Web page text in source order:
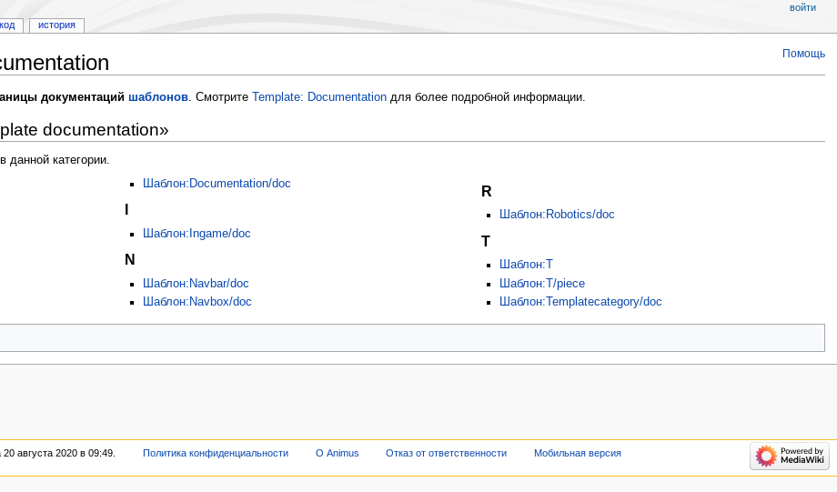
Помощь
документаций шаблонов. Смотрите Template: Documentationдля более подробной информации.
documentation»
данной категории.
Шаблон:Documentation/doc
I
Шаблон:Ingame/doc
N
Шаблон:Navbar/doc
Шаблон:Navbox/doc
R
Шаблон:Robotics/doc
T
Шаблон:T
Шаблон:T/piece
Шаблон:Templatecategory/doc
история
войти
августа 2020 в 09:49. Политика конфиденциальности О Animus Отказ от ответственности Мобильная версия